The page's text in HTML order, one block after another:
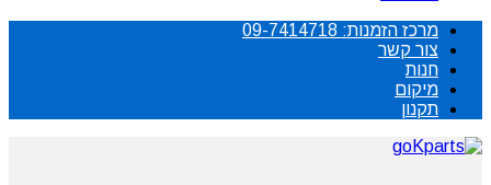
מרכז הזמנות: 09-7414718
צור קשר
חנות
מיקום
תקנון